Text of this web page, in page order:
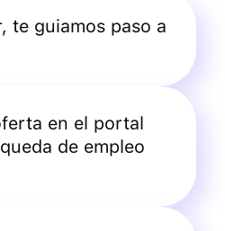
te guiamos paso a
en el portal
de empleo